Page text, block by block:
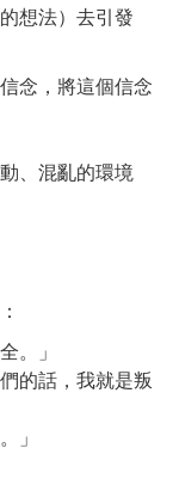
想法）去引發
念，將這個信念
、混亂的環境
。」
的話，我就是叛
」